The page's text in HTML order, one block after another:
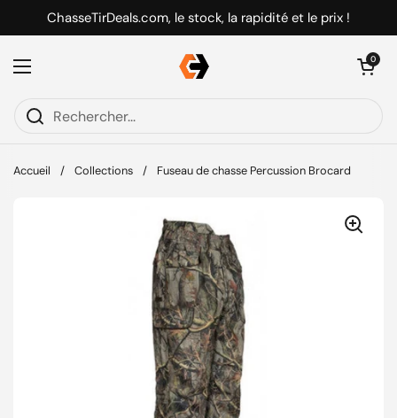
Passer au contenu
ChasseTirDeals.com, le stock, la rapidité et le prix !
Ouvrir le menu
Ouvrir le
0
Accueil / Collections / Fuseau de chasse Percussion Brocard